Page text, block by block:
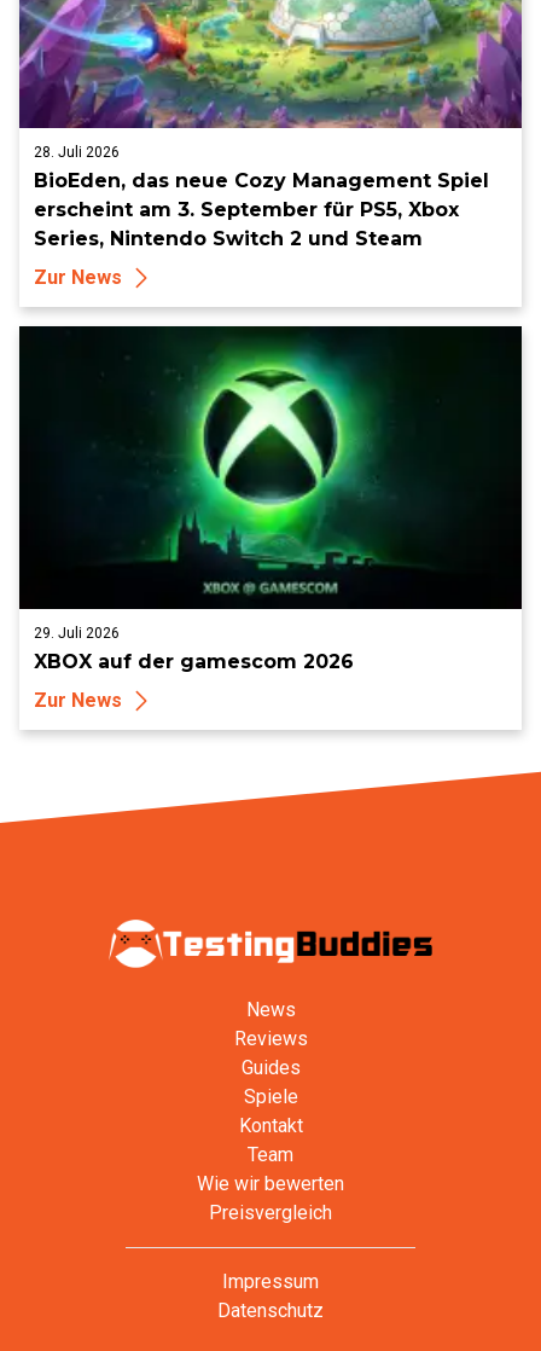
28. Juli 2026
BioEden, das neue Cozy Management Spiel
erscheint am 3. September für PS5, Xbox
Series, Nintendo Switch 2 und Steam
Zur News
29. Juli 2026
XBOX auf der gamescom 2026
Zur News
News
Reviews
Guides
Spiele
Kontakt
Team
Wie wir bewerten
Preisvergleich
Impressum
Datenschutz